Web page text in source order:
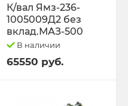
К/вал Ямз-236-
1005009Д2 без
вклад.МАЗ-500
В наличии
65550 руб.